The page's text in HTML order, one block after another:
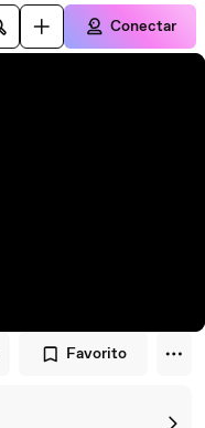
Conectar
Favorito